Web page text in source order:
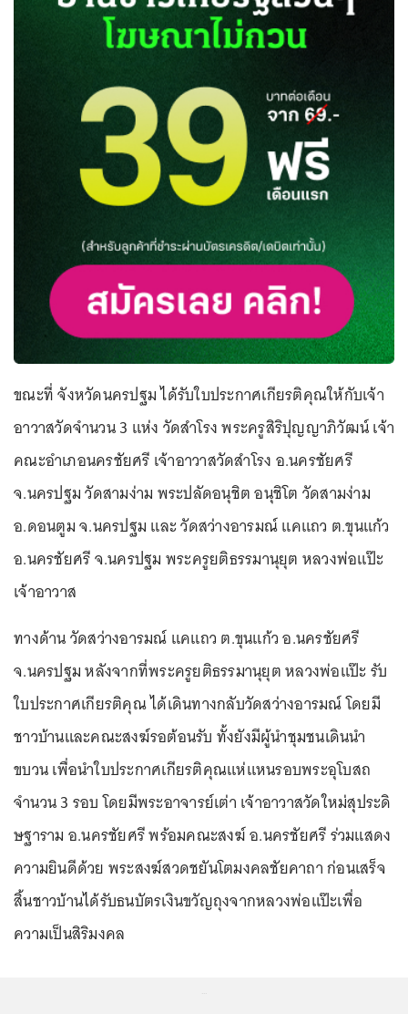
ขณะที่ จังหวัดนครปฐม ได้รับใบประกาศเกียรติคุณให้กับเจ้า
อาวาสวัดจำนวน 3 แห่ง วัดสำโรง พระครูสิริปุญญาภิวัฒน์ เจ้า
คณะอำเภอนครชัยศรี เจ้าอาวาสวัดสำโรง อ.นครชัยศรี
จ.นครปฐม วัดสามง่าม พระปลัดอนุชิต อนุชิโต วัดสามง่าม
อ.ดอนตูม จ.นครปฐม และ วัดสว่างอารมณ์ แคแถว ต.ขุนแก้ว
อ.นครชัยศรี จ.นครปฐม พระครูยติธรรมานุยุต หลวงพ่อแป๊ะ
เจ้าอาวาส
ทางด้าน วัดสว่างอารมณ์ แคแถว ต.ขุนแก้ว อ.นครชัยศรี
จ.นครปฐม หลังจากที่พระครูยติธรรมานุยุต หลวงพ่อแป๊ะ รับ
ใบประกาศเกียรติคุณ ได้เดินทางกลับวัดสว่างอารมณ์ โดยมี
ชาวบ้านและคณะสงฆ์รอต้อนรับ ทั้งยังมีผู้นำชุมชนเดินนำ
ขบวน เพื่อนำใบประกาศเกียรติคุณแห่แหนรอบพระอุโบสถ
จำนวน 3 รอบ โดยมีพระอาจารย์เต่า เจ้าอาวาสวัดใหม่สุประดิ
ษฐาราม อ.นครชัยศรี พร้อมคณะสงฆ์ อ.นครชัยศรี ร่วมแสดง
ความยินดีด้วย พระสงฆ์สวดชยันโตมงคลชัยคาถา ก่อนเสร็จ
สิ้นชาวบ้านได้รับธนบัตรเงินขวัญถุงจากหลวงพ่อแป๊ะเพื่อ
ความเป็นสิริมงคล